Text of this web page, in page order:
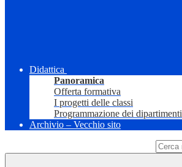
Didattica
Panoramica
Offerta formativa
I progetti delle classi
Programmazione dei dipartimenti
Archivio – Vecchio sito